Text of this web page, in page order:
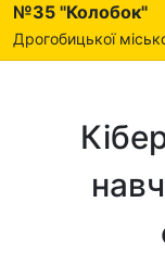
№35 "Колобок"
Дрогобицької